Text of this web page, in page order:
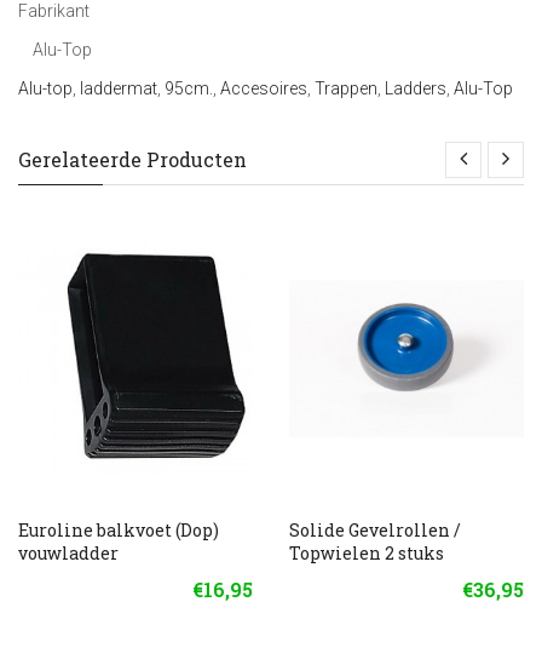
Fabrikant
Alu-Top
Alu-top
laddermat 95cm. Accesoires Trappen Ladders Alu-Top
Gerelateerde Producten
Euroline balkvoet (Dop)
vouwladder
€16,95
Solide Gevelrollen /
Topwielen 2 stuks
€36,95